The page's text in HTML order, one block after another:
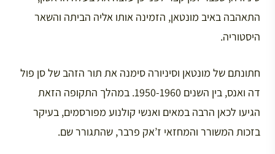
התאהבה באיב מונטאן, הזמינה אותו אליה הביתה והשאר
היסטוריה.
חתונתם של מונטאן וסיניורה סימנה את תור הזהב של סן פול
דה ואנס, בין השנים 1950-1960. במהלך התקופה הזאת
הגיעו לכאן הרבה במאים ואנשי קולנוע מפורסמים, בעיקר
בזכות המשורר והמחזאי ז’אק פרבר, שהתגורר שם.